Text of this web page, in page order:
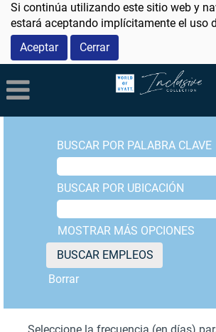
Si continúa utilizando este sitio web y
estará aceptando implícitamente el uso
Aceptar
Cerrar
BUSCAR POR PALABRA CLAVE
BUSCAR POR UBICACIÓN
MOSTRAR MÁS OPCIONES
Borrar